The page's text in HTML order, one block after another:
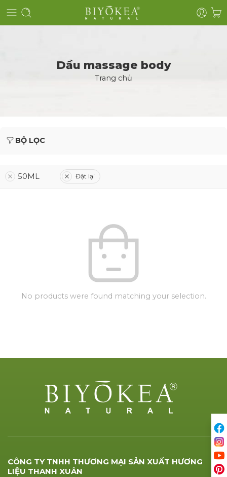
Dầu massage body
Trang chủ
BỘ LỌC
50ML Đặt lại
No products were found matching your selection.
CÔNG TY TNHH THƯƠNG MẠI SẢN XUẤT HƯƠNG
LIỆU THANH XUÂN